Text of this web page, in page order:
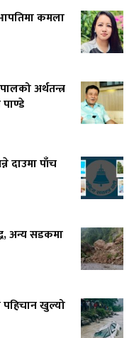
कमला
अर्थतन्त्र
दाउमा पाँच
अन्य सडकमा
खुल्यो